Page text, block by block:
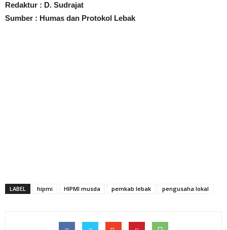
Redaktur : D. Sudrajat
Sumber : Humas dan Protokol Lebak
LABEL hipmi HIPMI musda pemkab lebak pengusaha lokal